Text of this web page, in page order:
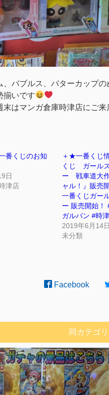
、バブルス、バターカップ
揃いです
末はマンガ倉庫時津店にご
番くじのお知
日
津店
＋★一番くじ
くじ ガール
ー 戦車道大
ャル！』販
一番くじガー
ー 販売開始！
ガルパン #時津
2019年6月14日
未分類
Facebook
同カテゴ